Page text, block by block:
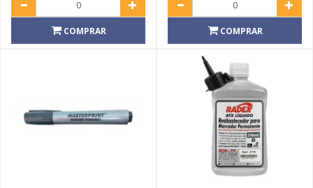
COMPRAR COMPRAR